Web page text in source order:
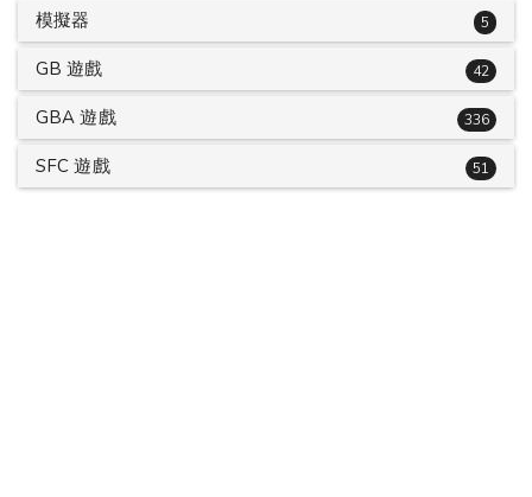
模擬器 5
GB 遊戲 42
GBA 遊戲 336
SFC 遊戲 51